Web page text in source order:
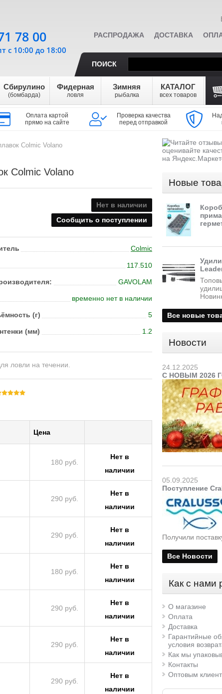
РАСПРОДАЖА ДОСТАВКА
ПОИСК
Сбирулино
(бомбарда)
Фидерная
ловля
Зимняя
рыбалка
КАТАЛОГ
всех товаров
Оплата картой
прямо на сайте
Проверка качества
перед отправкой
78 00
с 10:00 до 18:00
Colmic Volano
Colmic Volano
Нет в наличии
Сообщить о поступлении
Colmic
117.510
GAVOLAM
временно нет в наличии
(г) 5
(мм) 1.2
ловли на течении.
Цена
180 руб.
Нет в
наличии
290 руб.
Нет в
наличии
290 руб.
Нет в
наличии
180 руб.
Нет в
наличии
290 руб.
Нет в
наличии
290 руб.
Нет в
наличии
290 руб.
Нет в
наличии
Новые
Все новые
Новости
24.12.2025
С НОВЫМ 2026
05.09.2025
Поступление
Получили
Все Новости
Как с нами
О магазине
Оплата
Доставка
Гарантийные
условия
Как мы
Контакты
Оптовым